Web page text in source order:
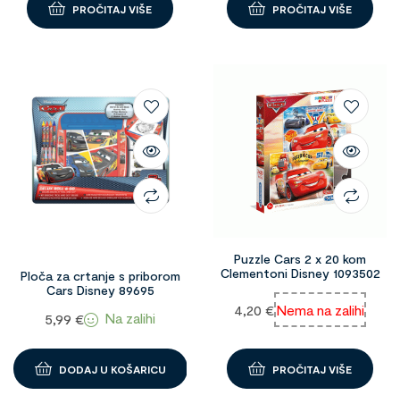
PROČITAJ VIŠE PROČITAJ VIŠE
Ploča za crtanje s priborom
Cars Disney 89695
5,99 € Na zalihi
DODAJ U KOŠARICU
Puzzle Cars 2 x 20 kom
Clementoni Disney 1093502
4,20 €Nema na zalihi
PROČITAJ VIŠE